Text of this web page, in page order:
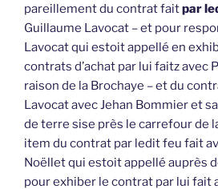
pareillement du contrat faitpar
Guillaume Lavocat – et pour
Lavocat qui estoit appellé en
contrats d’achat par lui faitz avec
raison de la Brochaye – et du
Lavocat avec Jehan Bommier et
de terre sise près le carrefour de
item du contrat par ledit feu fait
Noëllet qui estoit appellé auprès
pour exhiber le contrat par lui fait